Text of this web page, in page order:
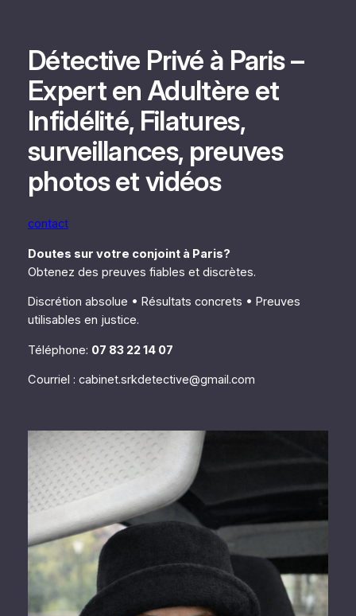
contenuDétective Privé à Paris –
Expert en Adultère et
Infidélité, Filatures,
surveillances, preuves
photos et vidéos
contact
Doutes sur votre conjoint à Paris?
Obtenez des preuves fiables et discrètes.
Discrétion absolue • Résultats concrets • Preuves
utilisables en justice.
Téléphone: 07 83 22 14 07
Courriel : cabinet.srkdetective@gmail.com